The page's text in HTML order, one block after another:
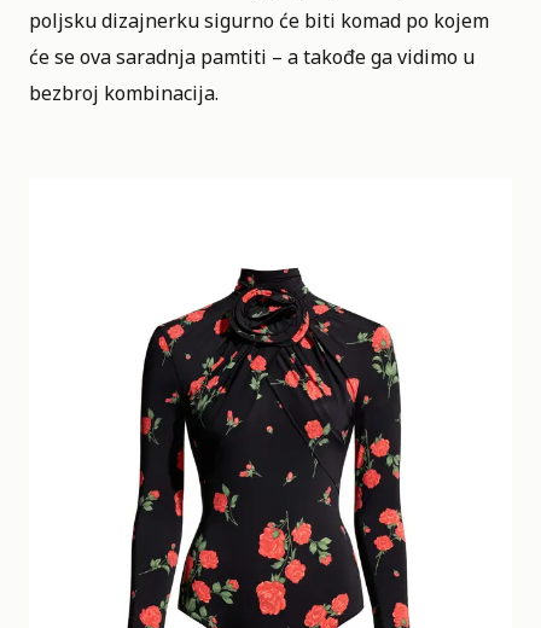
poljsku dizajnerku sigurno će biti komad po kojem
će se ova saradnja pamtiti – a takođe ga vidimo u
bezbroj kombinacija.